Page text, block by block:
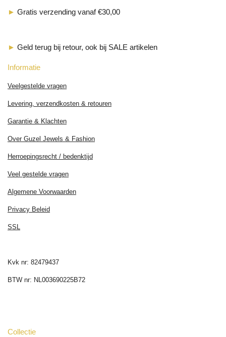
► Gratis verzending vanaf €30,00
► Geld terug bij retour, ook bij SALE artikelen
Informatie
Veelgestelde vragen
Levering, verzendkosten & retouren
Garantie & Klachten
Over Guzel Jewels & Fashion
Herroepingsrecht / bedenktijd
Veel gestelde vragen
Algemene Voorwaarden
Privacy Beleid
SSL
Kvk nr: 82479437
BTW nr: NL003690225B72
Collectie